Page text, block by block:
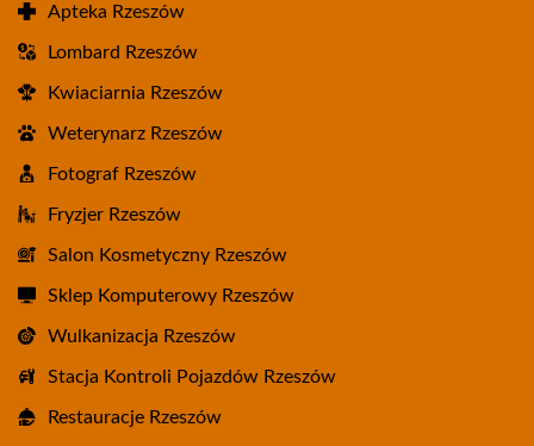
Apteka Rzeszów
Lombard Rzeszów
Kwiaciarnia Rzeszów
Weterynarz Rzeszów
Fotograf Rzeszów
Fryzjer Rzeszów
Salon Kosmetyczny Rzeszów
Sklep Komputerowy Rzeszów
Wulkanizacja Rzeszów
Stacja Kontroli Pojazdów Rzeszów
Restauracje Rzeszów